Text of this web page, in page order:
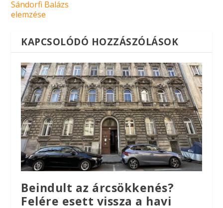
Sándorfi Balázs
elemzése
KAPCSOLÓDÓ HOZZÁSZÓLÁSOK
Beindult az árcsökkenés?
Felére esett vissza a havi